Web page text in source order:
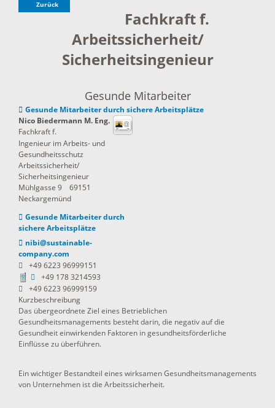
Zurück
Fachkraft f.
Arbeitssicherheit/
Sicherheitsingenieur
Gesunde Mitarbeiter
Gesunde Mitarbeiter durch sichere Arbeitsplätze
Ingenieur im Arbeits- und
Gesundheitsschutz
Nico Biedermann M. Eng.
Fachkraft f.
Arbeitssicherheit/
Sicherheitsingenieur
Mühlgasse 9
69151
Neckargemünd
Gesunde Mitarbeiter durch
sichere Arbeitsplätze
nibi@sustainable-
company.com
+49 6223 96999151
+49 178 3214593
+49 6223 96999159
Kurzbeschreibung
Das übergeordnete Ziel eines Betrieblichen
Gesundheitsmanagements besteht darin, die negativ auf die
Gesundheit einwirkenden Faktoren in gesundheitsförderliche
Einflüsse zu überführen.
Ein wichtiger Bestandteil eines wirksamen Gesundheitsmanagements
von Unternehmen ist die Arbeitssicherheit.